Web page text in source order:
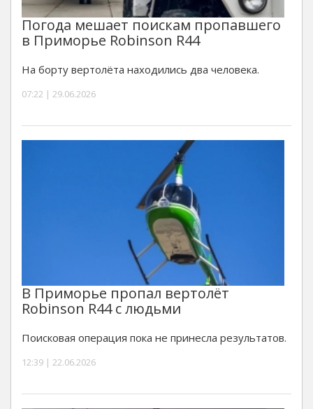
Погода мешает поискам пропавшего
в Приморье Robinson R44
На борту вертолёта находились два человека.
07:22 | 29.06.2026
В Приморье пропал вертолёт
Robinson R44 с людьми
Поисковая операция пока не принесла результатов.
12:39 | 22.06.2026